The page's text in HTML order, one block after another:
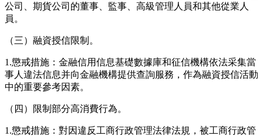
公司、期貨公司的董事、監事、高級管理人員和其他從業人
員。
（三）融資授信限制。
1.懲戒措施：金融信用信息基礎數據庫和征信機構依法采集當
事人違法信息并向金融機構提供查詢服務，作為融資授信活動
中的重要參考因素。
（四）限制部分高消費行為。
1.懲戒措施：對因違反工商行政管理法律法規，被工商行政管